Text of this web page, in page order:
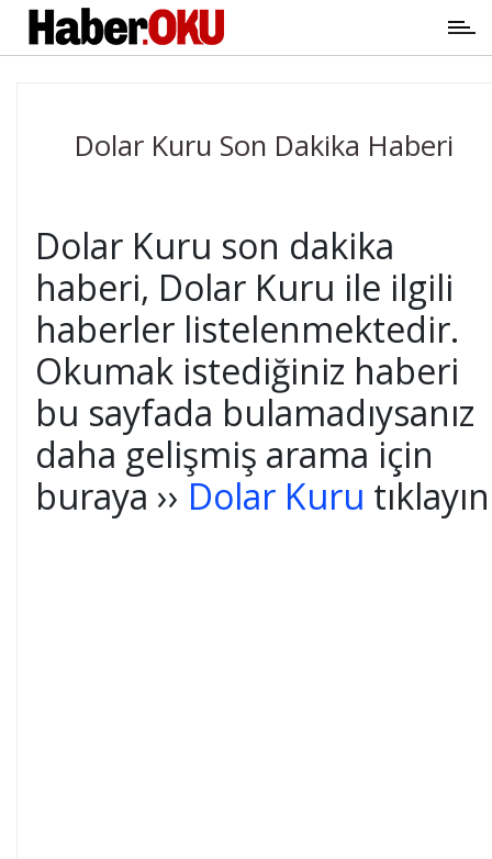
Dolar Kuru Son Dakika Haberi
Dolar Kuru son dakika
haberi, Dolar Kuru ile ilgili
haberler listelenmektedir.
Okumak istediğiniz haberi
bu sayfada bulamadıysanız
daha gelişmiş arama için
buraya ›› Dolar Kuru tıklayın